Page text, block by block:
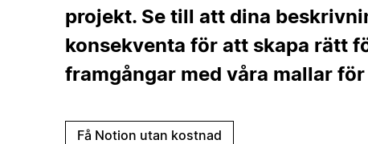
projekt. Se till att dina
konsekventa för att skapa rätt
framgångar med våra mallar
Få Notion utan kostnad